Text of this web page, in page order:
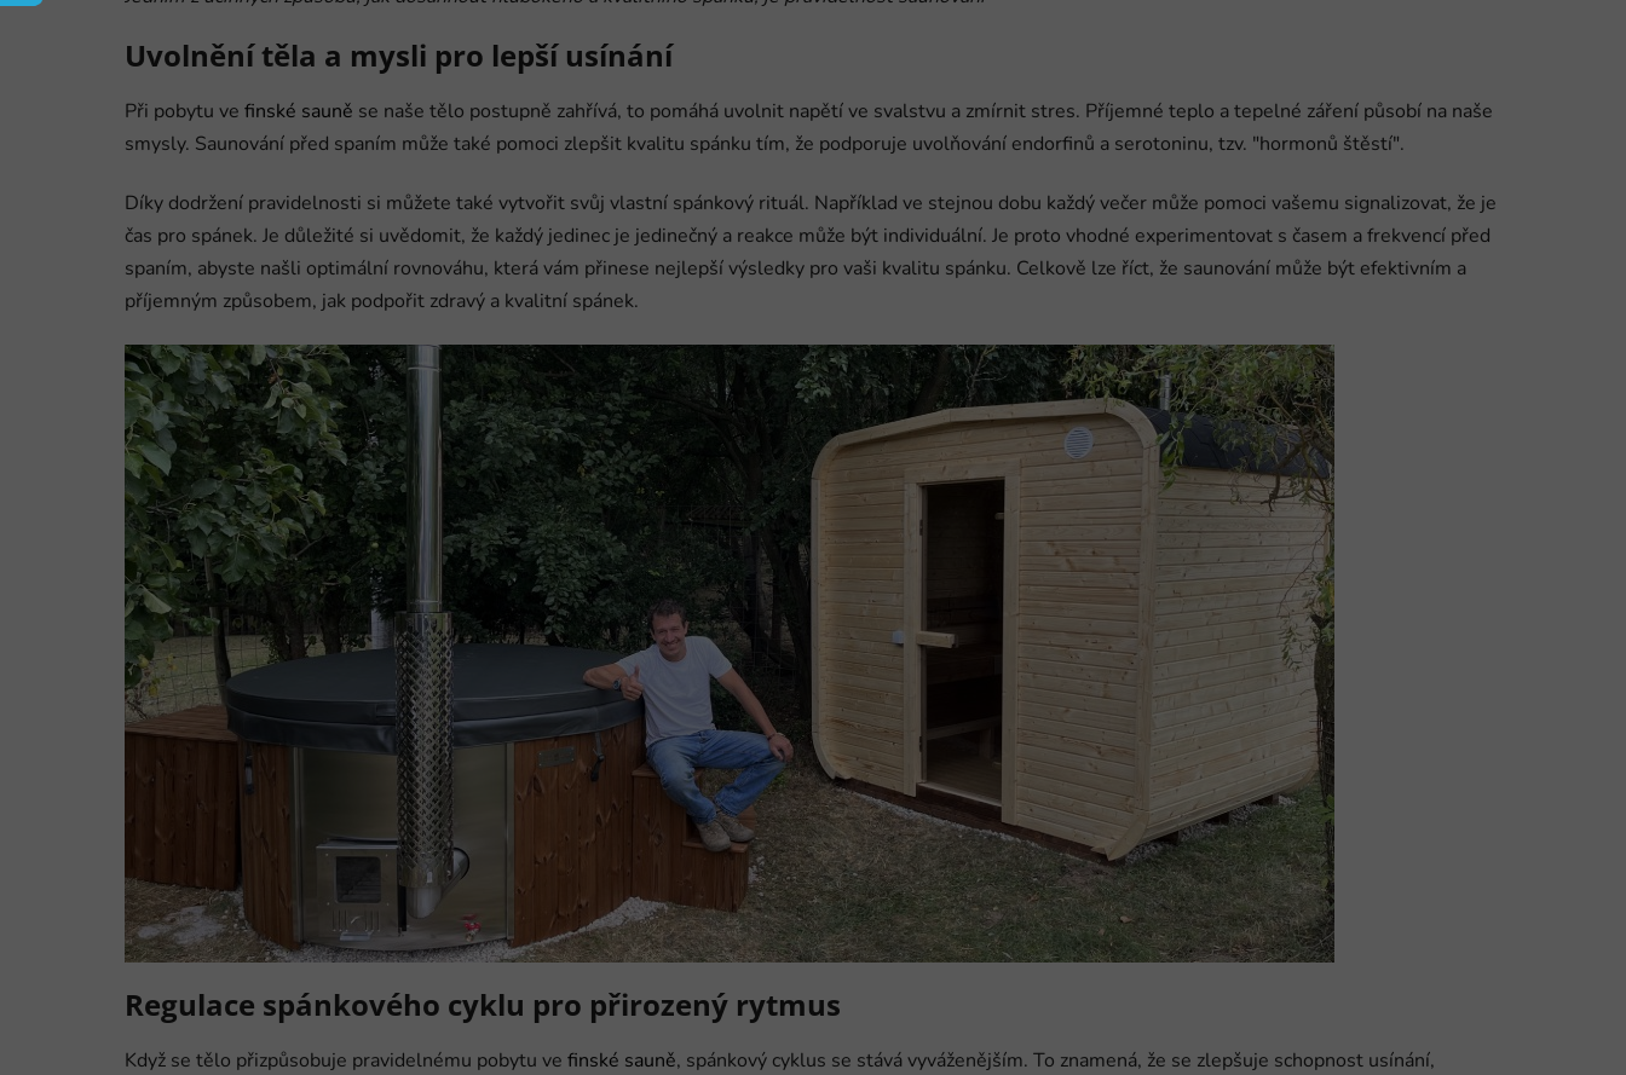
Uvolnění těla a mysli pro lepší usínání
Při pobytu ve finské sauně se naše tělo postupně zahřívá, to pomáhá uvolnit napětí ve svalstvu a zmírnit stres. Příjemné teplo a tepelné záření působí na naše
smysly. Saunování před spaním může také pomoci zlepšit kvalitu spánku tím, že podporuje uvolňování endorfinů a serotoninu, tzv. "hormonů štěstí".
Díky dodržení pravidelnosti si můžete také vytvořit svůj vlastní spánkový rituál. Například ve stejnou dobu každý večer může pomoci vašemu signalizovat, že je
čas pro spánek. Je důležité si uvědomit, že každý jedinec je jedinečný a reakce může být individuální. Je proto vhodné experimentovat s časem a frekvencí před
spaním, abyste našli optimální rovnováhu, která vám přinese nejlepší výsledky pro vaši kvalitu spánku. Celkově lze říct, že saunování může být efektivním a
příjemným způsobem, jak podpořit zdravý a kvalitní spánek.
Regulace spánkového cyklu pro přirozený rytmus
Když se tělo přizpůsobuje pravidelnému pobytu ve finské sauně, spánkový cyklus se stává vyváženějším. To znamená, že se zlepšuje schopnost usínání,